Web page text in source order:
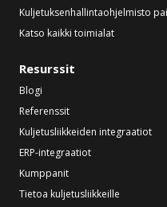
Kuljetuksenhallintaohjelmisto
Katso kaikki toimialat
Resurssit
Blogi
Referenssit
Kuljetusliikkeiden integraatiot
ERP-integraatiot
Kumppanit
Tietoa kuljetusliikkeille